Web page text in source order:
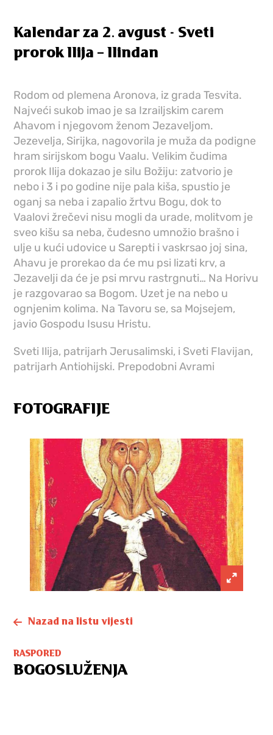
Kalendar za 2. avgust - Sveti
prorok Ilija – Ilindan
Rodom od plemena Aronova, iz grada Tesvita.
Najveći sukob imao je sa Izrailjskim carem
Ahavom i njegovom ženom Jezaveljom.
Jezevelja, Sirijka, nagovorila je muža da podigne
hram sirijskom bogu Vaalu. Velikim čudima
prorok Ilija dokazao je silu Božiju: zatvorio je
nebo i 3 i po godine nije pala kiša, spustio je
oganj sa neba i zapalio žrtvu Bogu, dok to
Vaalovi žrečevi nisu mogli da urade, molitvom je
sveo kišu sa neba, čudesno umnožio brašno i
ulje u kući udovice u Sarepti i vaskrsao joj sina,
Ahavu je prorekao da će mu psi lizati krv, a
Jezavelji da će je psi mrvu rastrgnuti… Na Horivu
je razgovarao sa Bogom. Uzet je na nebo u
ognjenim kolima. Na Tavoru se, sa Mojsejem,
javio Gospodu Isusu Hristu.
Sveti Ilija, patrijarh Jerusalimski, i Sveti Flavijan,
patrijarh Antiohijski. Prepodobni Avrami
FOTOGRAFIJE
Nazad na listu vijesti
RASPORED
BOGOSLUŽENJA